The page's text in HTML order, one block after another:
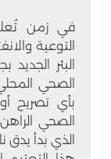
في زمن
التوعية
البئر الجديد
الصحي
بأي تصريح
الصحي
الذي بدأ